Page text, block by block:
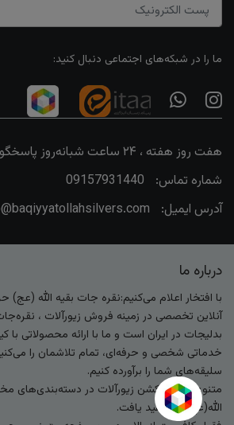
ما را در شبکه‌های اجتماعی دنبال کنید:
هفت روز هفته ، ۲۴ ساعت شبانه‌روز پاسخگوی شما هستیم
شماره تماس:
09157931440
آدرس ایمیل:
درباره ما
با افتخار اعلام می‌کنیم:نقره جات بقیه الله (عج)
آنلاین تخصصی در زمینه فروش زیورآلات ،
بدلیجات در ایران است و ما با ارائه محصولاتی
خدماتی شخصی و حرفه‌ای، تمام تلاشمان را
سلیقه‌های شما را برآورده کنیم.
متنوع‌ترین کالکشن زیورآلات در دسته‌بندی‌های
الله(عج) خواهید یافت.